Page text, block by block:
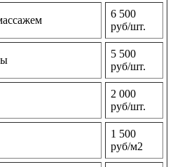
6 500
руб/шт.
5 500
руб/шт.
2 000
руб/шт.
1 500
руб/м2